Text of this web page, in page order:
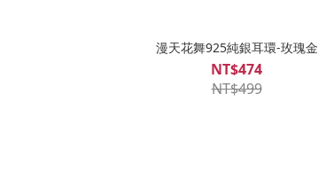
漫天花舞925純銀耳環-玫瑰金
NT$474
NT$499